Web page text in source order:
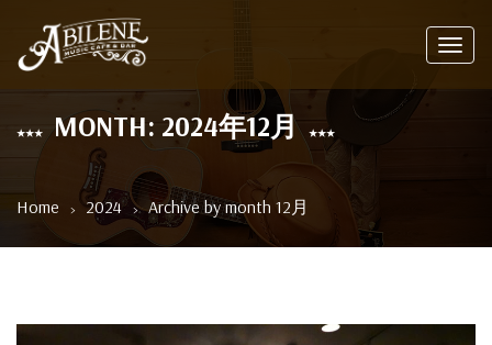
MONTH: 2024年12月
Home 2024 Archive by month 12月